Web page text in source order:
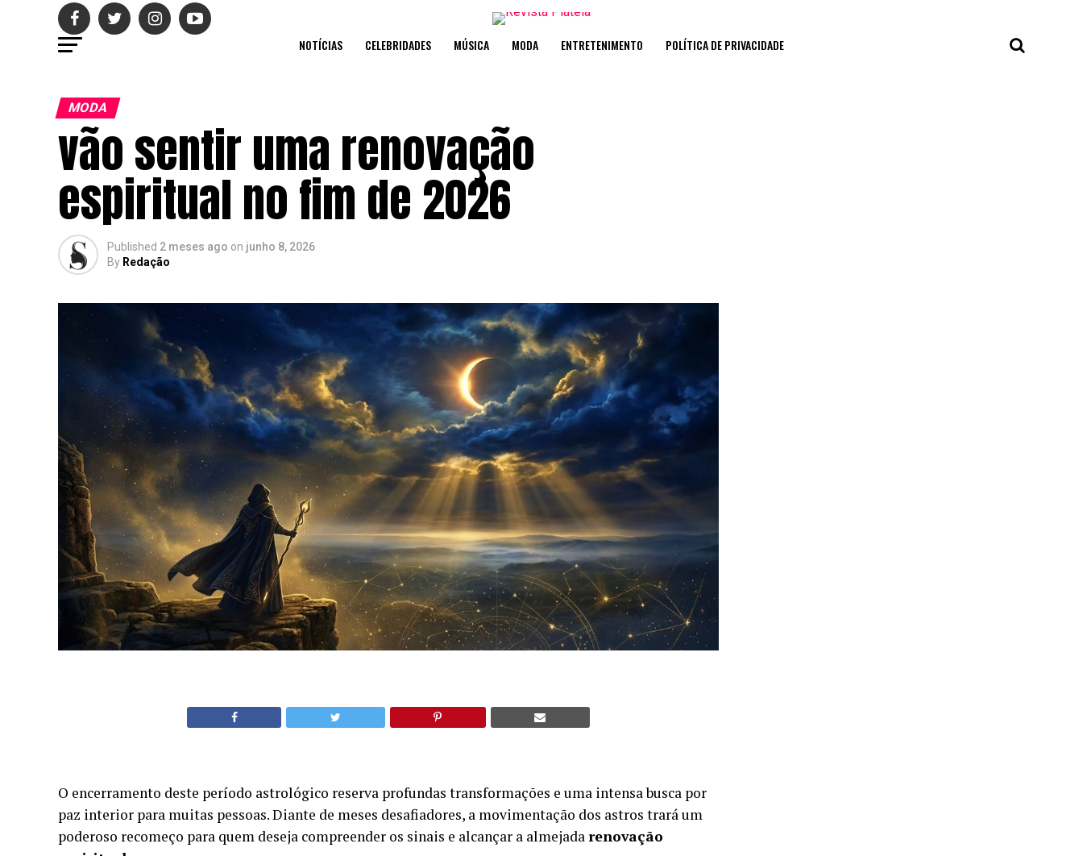
NOTÍCIAS CELEBRIDADES MÚSICA MODA ENTRETENIMENTO POLÍTICA DE PRIVACIDADE
MODA
vão sentir uma renovação
espiritual no fim de 2026
Published 2 meses ago on junho 8, 2026
By Redação
O encerramento deste período astrológico reserva profundas transformações e uma intensa busca por
paz interior para muitas pessoas. Diante de meses desafiadores, a movimentação dos astros trará um
poderoso recomeço para quem deseja compreender os sinais e alcançar a almejada renovação